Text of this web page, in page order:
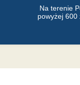
Na terenie
powyżej 600